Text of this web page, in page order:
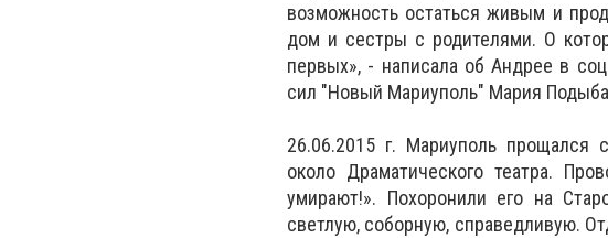
возможность остаться живым и
дом и сестры с родителями. О
первых», - написала об Андрее в
сил "Новый Мариуполь" Мария
26.06.2015 г. Мариуполь прощался
около Драматического театра.
умирают!». Похоронили его на
светлую, соборную, справедливую.